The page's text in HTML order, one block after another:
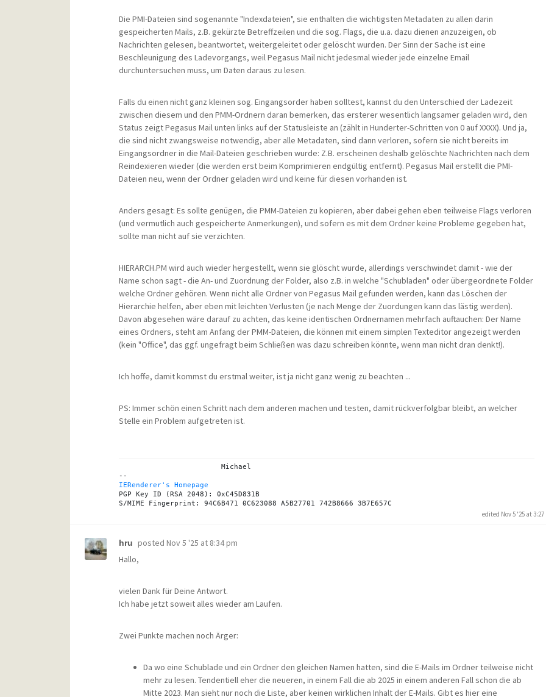
Die PMI-Dateien sind sogenannte "Indexdateien", sie enthalten die wichtigsten Metadaten zu allen darin
gespeicherten Mails, z.B. gekürzte Betreffzeilen und die sog. Flags, die u.a. dazu dienen anzuzeigen, ob
Nachrichten gelesen, beantwortet, weitergeleitet oder gelöscht wurden. Der Sinn der Sache ist eine
Beschleunigung des Ladevorgangs, weil Pegasus Mail nicht jedesmal wieder jede einzelne Email
durchuntersuchen muss, um Daten daraus zu lesen.
Falls du einen nicht ganz kleinen sog. Eingangsorder haben solltest, kannst du den Unterschied der Ladezeit
zwischen diesem und den PMM-Ordnern daran bemerken, das ersterer wesentlich langsamer geladen wird, den
Status zeigt Pegasus Mail unten links auf der Statusleiste an (zählt in Hunderter-Schritten von 0 auf XXXX). Und ja,
die sind nicht zwangsweise notwendig, aber alle Metadaten, sind dann verloren, sofern sie nicht bereits im
Eingangsordner in die Mail-Dateien geschrieben wurde: Z.B. erscheinen deshalb gelöschte Nachrichten nach dem
Reindexieren wieder (die werden erst beim Komprimieren endgültig entfernt). Pegasus Mail erstellt die PMI-
Dateien neu, wenn der Ordner geladen wird und keine für diesen vorhanden ist.
Anders gesagt: Es sollte genügen, die PMM-Dateien zu kopieren, aber dabei gehen eben teilweise Flags verloren
(und vermutlich auch gespeicherte Anmerkungen), und sofern es mit dem Ordner keine Probleme gegeben hat,
sollte man nicht auf sie verzichten.
HIERARCH.PM wird auch wieder hergestellt, wenn sie glöscht wurde, allerdings verschwindet damit - wie der
Name schon sagt - die An- und Zuordnung der Folder, also z.B. in welche "Schubladen" oder übergeordnete Folder
welche Ordner gehören. Wenn nicht alle Ordner von Pegasus Mail gefunden werden, kann das Löschen der
Hierarchie helfen, aber eben mit leichten Verlusten (je nach Menge der Zuordungen kann das lästig werden).
Davon abgesehen wäre darauf zu achten, das keine identischen Ordnernamen mehrfach auftauchen: Der Name
eines Ordners, steht am Anfang der PMM-Dateien, die können mit einem simplen Texteditor angezeigt werden
(kein "Office", das ggf. ungefragt beim Schließen was dazu schreiben könnte, wenn man nicht dran denkt!).
Ich hoffe, damit kommst du erstmal weiter, ist ja nicht ganz wenig zu beachten ...
PS: Immer schön einen Schritt nach dem anderen machen und testen, damit rückverfolgbar bleibt, an welcher
Stelle ein Problem aufgetreten ist.
IERenderer's Homepage
PGP Key ID (RSA 2048): 0xC45D831B
edited Nov 5 '25 at
hru posted Nov 5 '25 at 8:34 pm
Hallo,
vielen Dank für Deine Antwort.
Ich habe jetzt soweit alles wieder am Laufen.
Zwei Punkte machen noch Ärger:
Da wo eine Schublade und ein Ordner den gleichen Namen hatten, sind die E-Mails im Ordner teilweise nicht
mehr zu lesen. Tendentiell eher die neueren, in einem Fall die ab 2025 in einem anderen Fall schon die ab
Mitte 2023. Man sieht nur noch die Liste, aber keinen wirklichen Inhalt der E-Mails. Gibt es hier eine